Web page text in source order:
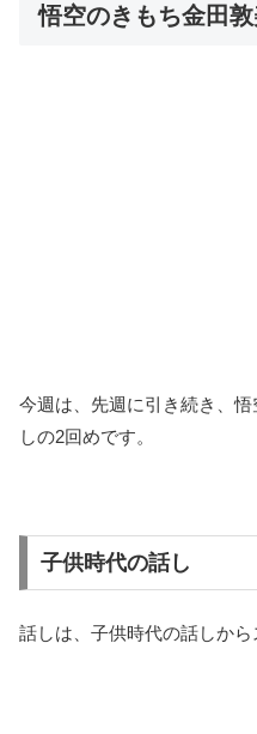
悟空のきもち金田
今週は、先週に引き続き、
しの2回めです。
子供時代の話し
話しは、子供時代の話しから